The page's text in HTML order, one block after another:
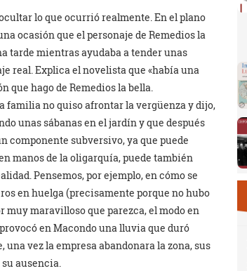
lo que ocurrió realmente. En el plano
ocasión que el personaje de Remedios la
tarde mientras ayudaba a tender unas
real. Explica el novelista que «había una
que hago de Remedios la bella.
familia no quiso afrontar la vergüenza y dijo,
unas sábanas en el jardín y que después
componente subversivo, ya que puede
manos de la oligarquía, puede también
Pensemos, por ejemplo, en cómo se
en huelga (precisamente porque no hubo
maravilloso que parezca, el modo en
en Macondo una lluvia que duró
vez la empresa abandonara la zona, sus
ausencia.